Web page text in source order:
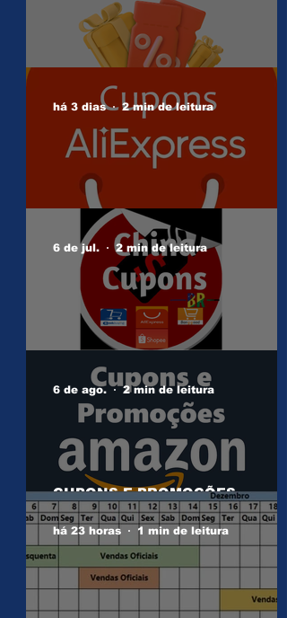
CUPONS SHOPEE 06/08
CUPONS ALIEXPRESS
há 3 dias 2 min de leitura
Grupos/Canais/Páginas
6 de jul. 2 min de leitura
CUPONS E PROMOÇÕES
AMAZON
6 de ago. 2 min de leitura
há 23 horas 1 min de leitura